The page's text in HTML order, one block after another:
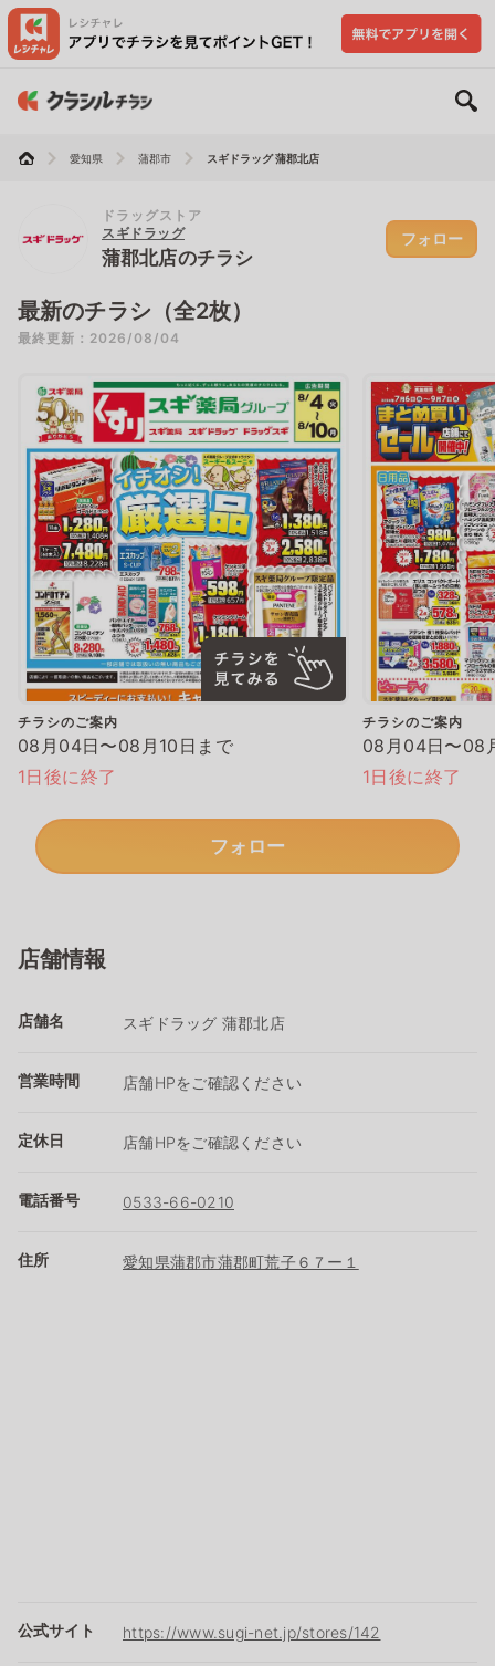
愛知県 蒲郡市 スギドラッグ 蒲郡北店
ドラッグストア
スギドラッグ
蒲郡北店のチラシ
フォロー
最新のチラシ（全2枚）
最終更新：2026/08/04
チラシのご案内
08月04日〜08月10日まで
1日後に終了
チラシのご案内
08月04日〜08
1日後に終了
フォロー
店舗情報
店舗名 スギドラッグ 蒲郡北店
営業時間 店舗HPをご確認ください
定休日 店舗HPをご確認ください
電話番号 0533-66-0210
住所 愛知県蒲郡市蒲郡町荒子６７ー１
公式サイト https://www.sugi-net.jp/stores/142